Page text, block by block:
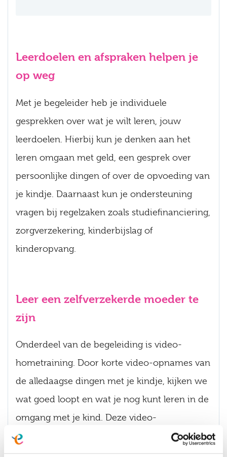
Leerdoelen en afspraken helpen je
op weg
Met je begeleider heb je individuele
gesprekken over wat je wilt leren, jouw
leerdoelen. Hierbij kun je denken aan het
leren omgaan met geld, een gesprek over
persoonlijke dingen of over de opvoeding van
je kindje. Daarnaast kun je ondersteuning
vragen bij regelzaken zoals studiefinanciering,
zorgverzekering, kinderbijslag of
kinderopvang.
Leer een zelfverzekerde moeder te
zijn
Onderdeel van de begeleiding is video-
hometraining. Door korte video-opnames van
de alledaagse dingen met je kindje, kijken we
wat goed loopt en wat je nog kunt leren in de
omgang met je kind. Deze video-
hometraining helpt je een meer
zelfverzekerde moeder te zijn.